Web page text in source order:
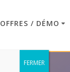
OFFRES / DÉMO
FERMER